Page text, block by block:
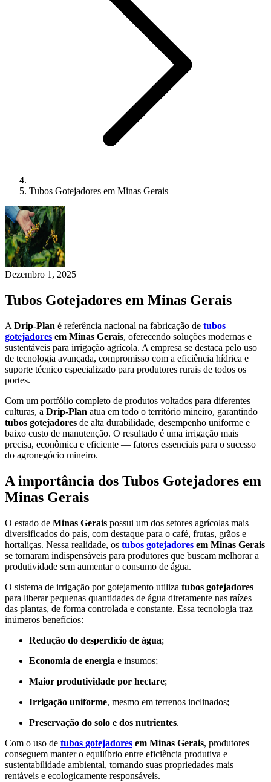
Tubos Gotejadores em Minas Gerais
Dezembro 1, 2025
Tubos Gotejadores em Minas Gerais
A Drip-Plan é referência nacional na fabricação de tubos
gotejadores em Minas Gerais, oferecendo soluções modernas e
sustentáveis para irrigação agrícola. A empresa se destaca pelo uso
de tecnologia avançada, compromisso com a eficiência hídrica e
suporte técnico especializado para produtores rurais de todos os
portes.
Com um portfólio completo de produtos voltados para diferentes
culturas, a Drip-Plan atua em todo o território mineiro, garantindo
tubos gotejadores de alta durabilidade, desempenho uniforme e
baixo custo de manutenção. O resultado é uma irrigação mais
precisa, econômica e eficiente — fatores essenciais para o sucesso
do agronegócio mineiro.
A importância dos Tubos Gotejadores em
Minas Gerais
O estado de Minas Gerais possui um dos setores agrícolas mais
diversificados do país, com destaque para o café, frutas, grãos e
hortaliças. Nessa realidade, os tubos gotejadores em Minas Gerais
se tornaram indispensáveis para produtores que buscam melhorar a
produtividade sem aumentar o consumo de água.
O sistema de irrigação por gotejamento utiliza tubos gotejadores
para liberar pequenas quantidades de água diretamente nas raízes
das plantas, de forma controlada e constante. Essa tecnologia traz
inúmeros benefícios:
Redução do desperdício de água;
Economia de energia e insumos;
Maior produtividade por hectare;
Irrigação uniforme, mesmo em terrenos inclinados;
Preservação do solo e dos nutrientes.
Com o uso de tubos gotejadores em Minas Gerais, produtores
conseguem manter o equilíbrio entre eficiência produtiva e
sustentabilidade ambiental, tornando suas propriedades mais
rentáveis e ecologicamente responsáveis.